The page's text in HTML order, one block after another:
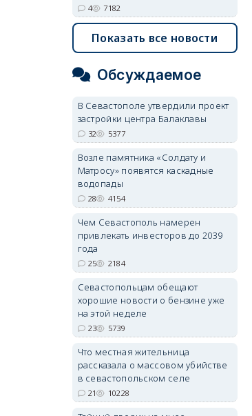
4 7182
Показать все новости
Обсуждаемое
В Севастополе утвердили проект
застройки центра Балаклавы
32 5377
Возле памятника «Солдату и
Матросу» появятся каскадные
водопады
28 4154
Чем Севастополь намерен
привлекать инвесторов до 2039
года
25 2184
Севастопольцам обещают
хорошие новости о бензине уже
на этой неделе
23 5739
Что местная жительница
рассказала о массовом убийстве
в севастопольском селе
21 10228